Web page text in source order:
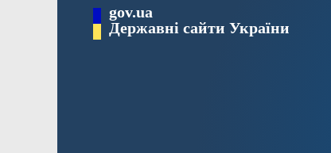
Перейти gov.ua
Державні сайти України